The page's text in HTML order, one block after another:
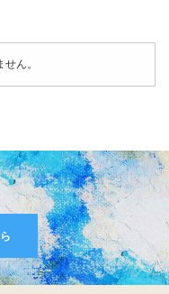
ん。